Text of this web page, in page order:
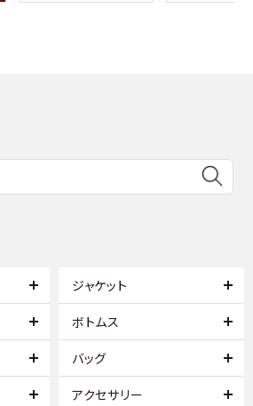
ジャケット
ボトムス
バッグ
アクセサリー